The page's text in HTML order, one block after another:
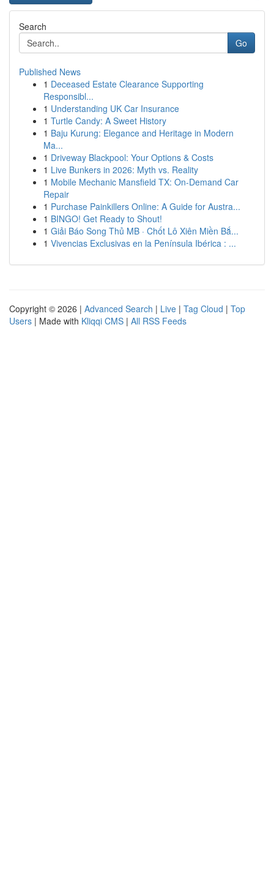
Search
Go
Published News
1 Deceased Estate Clearance Supporting
Responsibl...
1 Understanding UK Car Insurance
1 Turtle Candy: A Sweet History
1 Baju Kurung: Elegance and Heritage in Modern
Ma...
1 Driveway Blackpool: Your Options & Costs
1 Live Bunkers in 2026: Myth vs. Reality
1 Mobile Mechanic Mansfield TX: On-Demand Car
Repair
1 Purchase Painkillers Online: A Guide for Austra...
1 BINGO! Get Ready to Shout!
1 Giải Báo Song Thủ MB · Chốt Lô Xiên Miền Bắ...
1 Vivencias Exclusivas en la Península Ibérica : ...
Copyright © 2026 | Advanced Search | Live | Tag Cloud | Top
Users | Made with Kliqqi CMS | All RSS Feeds